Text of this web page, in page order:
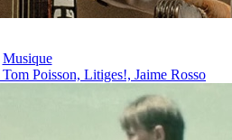
Musique
Poisson, Litiges!, Jaime Rosso